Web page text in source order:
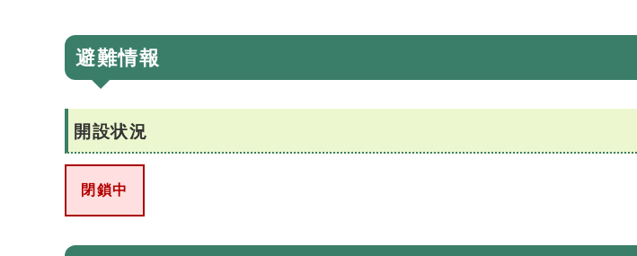
避難情報
開設状況
閉鎖中